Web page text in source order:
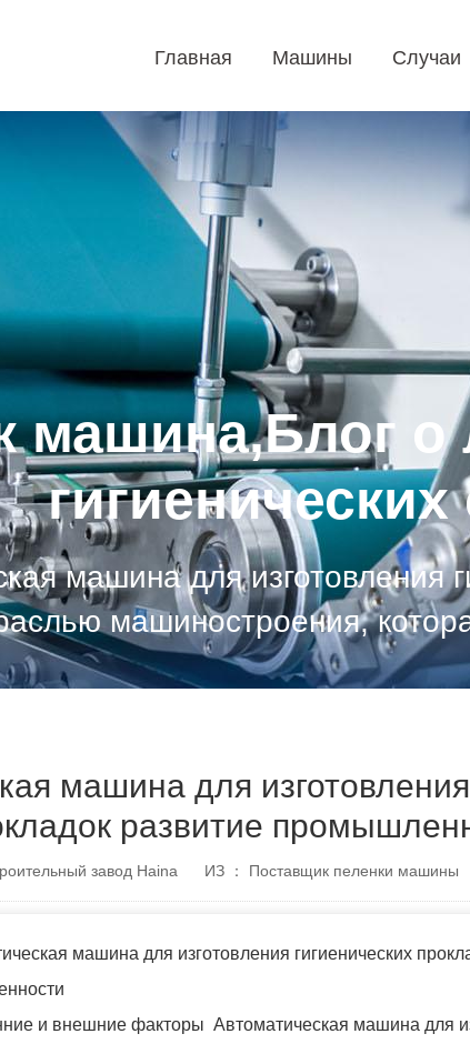
Главная Машины Случаи
машина,Блог
машина для изготовления
машиностроения,
развитие
машина для изготовления
развитие
завод Haina ИЗ ： Поставщик пеленки машины
машина для изготовления гигиенических
и внешние факторы Автоматическая машина для